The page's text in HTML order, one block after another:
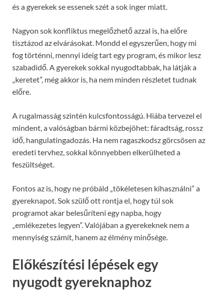
és a gyerekek se essenek szét a sok inger miatt.
Nagyon sok konfliktus megelőzhető azzal is, ha előre
tisztázod az elvárásokat. Mondd el egyszerűen, hogy mi
fog történni, mennyi ideig tart egy program, és mikor lesz
szabadidő. A gyerekek sokkal nyugodtabbak, ha látják a
„keretet”, még akkor is, ha nem minden részletet tudnak
előre.
A rugalmasság szintén kulcsfontosságú. Hiába tervezel el
mindent, a valóságban bármi közbejöhet: fáradtság, rossz
idő, hangulatingadozás. Ha nem ragaszkodsz görcsösen az
eredeti tervhez, sokkal könnyebben elkerülheted a
feszültséget.
Fontos az is, hogy ne próbáld „tökéletesen kihasználni” a
gyereknapot. Sok szülő ott rontja el, hogy túl sok
programot akar belesűríteni egy napba, hogy
„emlékezetes legyen”. Valójában a gyerekeknek nem a
mennyiség számít, hanem az élmény minősége.
Előkészítési lépések egy
nyugodt gyereknaphoz